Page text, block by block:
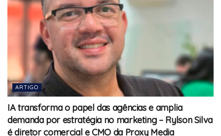
ARTIGO
IA transforma o papel das agências e amplia
demanda por estratégia no marketing – Rylson Silva
é diretor comercial e CMO da Proxy Media